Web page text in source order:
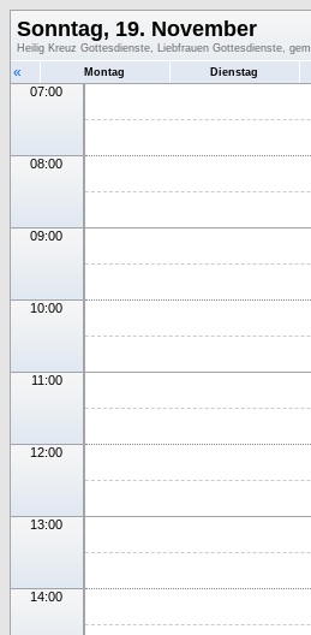
Sonntag, 19. November
Heilig Kreuz Gottesdienste, Liebfrauen Gottesdienste,
« Montag Dienstag
07:00
08:00
09:00
10:00
11:00
12:00
13:00
14:00